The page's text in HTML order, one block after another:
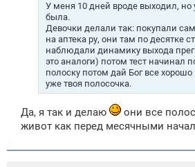
У меня 10 дней вроде выходил, но
была.
Девочки делали так: покупали
на аптека ру, они там по десятке
наблюдали динамику выхода
это аналоги) потом тест начинал
полоску потом дай Бог все хорошо
уже твоя полосочка.
Да, я так и делаю они все
живот как перед месячными